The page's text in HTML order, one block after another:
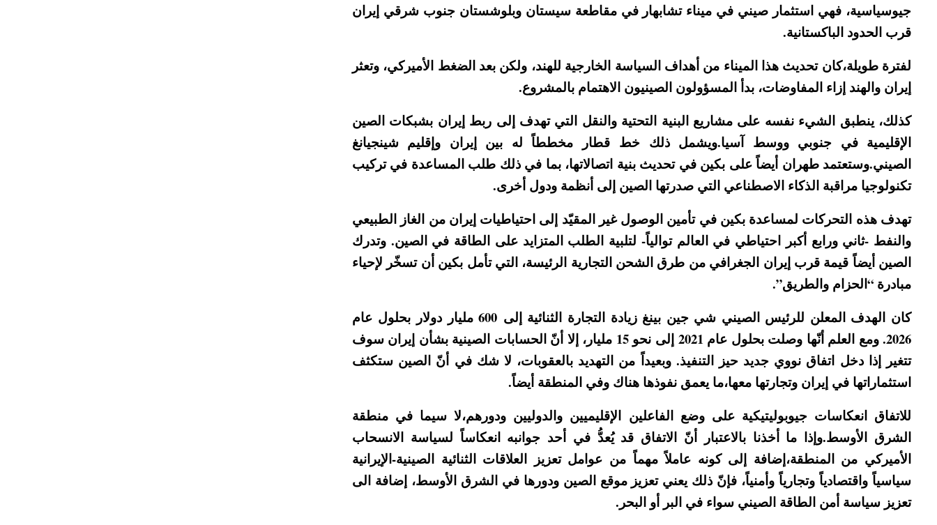
جيوسياسية، فهي استثمار صيني في ميناء تشابهار في مقاطعة سيستان وبلوشستان جنوب شرقي إيران
قرب الحدود الباكستانية.
لفترة طويلة،كان تحديث هذا الميناء من أهداف السياسة الخارجية للهند، ولكن بعد الضغط الأميركي، وتعثر
إيران والهند إزاء المفاوضات، بدأ المسؤولون الصينيون الاهتمام بالمشروع.
كذلك، ينطبق الشيء نفسه على مشاريع البنية التحتية والنقل التي تهدف إلى ربط إيران بشبكات الصين
الإقليمية في جنوبي ووسط آسيا.ويشمل ذلك خط قطار مخططاً له بين إيران وإقليم شينجيانغ
الصيني.وستعتمد طهران أيضاً على بكين في تحديث بنية اتصالاتها، بما في ذلك طلب المساعدة في تركيب
تكنولوجيا مراقبة الذكاء الاصطناعي التي صدرتها الصين إلى أنظمة ودول أخرى.
تهدف هذه التحركات لمساعدة بكين في تأمين الوصول غير المقيّد إلى احتياطيات إيران من الغاز الطبيعي
والنفط -ثاني ورابع أكبر احتياطي في العالم توالياً- لتلبية الطلب المتزايد على الطاقة في الصين. وتدرك
الصين أيضاً قيمة قرب إيران الجغرافي من طرق الشحن التجارية الرئيسة، التي تأمل بكين أن تسخّر لإحياء
مبادرة “الحزام والطريق”.
كان الهدف المعلن للرئيس الصيني شي جين بينغ زيادة التجارة الثنائية إلى 600 مليار دولار بحلول عام
2026. ومع العلم أنّها وصلت بحلول عام 2021 إلى نحو 15 مليار، إلا أنّ الحسابات الصينية بشأن إيران سوف
تتغير إذا دخل اتفاق نووي جديد حيز التنفيذ. وبعيداً من التهديد بالعقوبات، لا شك في أنّ الصين ستكثف
استثماراتها في إيران وتجارتها معها،ما يعمق نفوذها هناك وفي المنطقة أيضاً.
للاتفاق انعكاسات جيوبوليتيكية على وضع الفاعلين الإقليميين والدوليين ودورهم،لا سيما في منطقة
الشرق الأوسط.وإذا ما أخذنا بالاعتبار أنّ الاتفاق قد يُعدُّ في أحد جوانبه انعكاساً لسياسة الانسحاب
الأميركي من المنطقة،إضافة إلى كونه عاملاً مهماً من عوامل تعزيز العلاقات الثنائية الصينية-الإيرانية
سياسياً واقتصادياً وتجارياً وأمنياً، فإنّ ذلك يعني تعزيز موقع الصين ودورها في الشرق الأوسط، إضافة الى
تعزيز سياسة أمن الطاقة الصيني سواء في البر أو البحر.